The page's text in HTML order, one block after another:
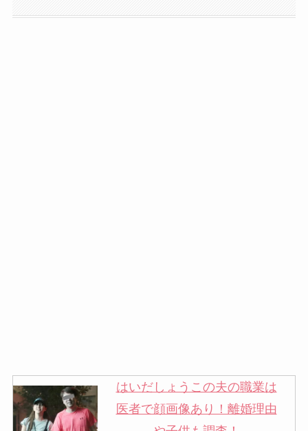
はいだしょうこの夫の職業は
医者で顔画像あり！離婚理由